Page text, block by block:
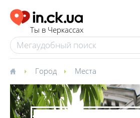
Ты в Черкассах
Город Места